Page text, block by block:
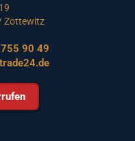
Zottewitz
90 49